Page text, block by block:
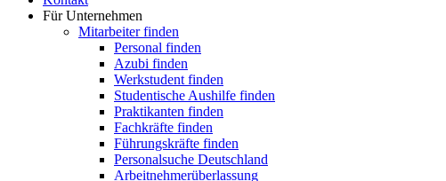
Für Unternehmen
Mitarbeiter finden
Personal finden
Azubi finden
Werkstudent finden
Studentische Aushilfe finden
Praktikanten finden
Fachkräfte finden
Führungskräfte finden
Personalsuche Deutschland
Arbeitnehmerüberlassung